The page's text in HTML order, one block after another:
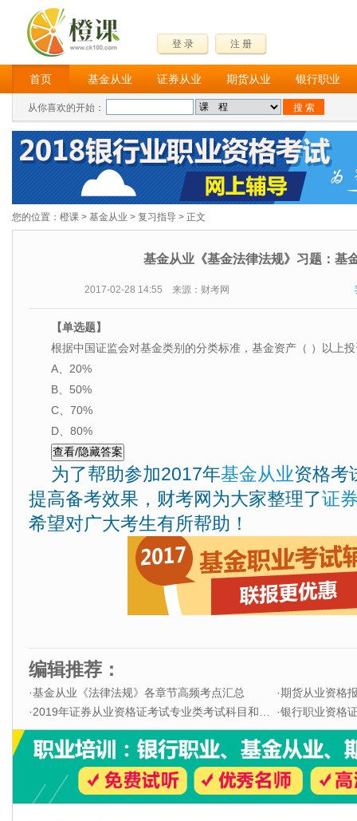
登 录 注 册
首页 基金从业 证券从业 期货从业 银行职业
从你喜欢的开始：
您的位置： 橙课 > 基金从业 > 复习指导 > 正文
基金从业《基金法律法规》习题：基
2017-02-28 14:55 来源：财考网
【单选题】
根据中国证监会对基金类别的分类标准，基金资产（ ）以上
A、20%
B、50%
C、70%
D、80%
为了帮助参加2017年基金从业资格考
提高备考效果，财考网为大家整理了证
希望对广大考生有所帮助！
编辑推荐：
·基金从业《法律法规》各章节高频考点汇总 ·期货从业资格
·2019年证券从业资格证考试专业类考试科目和题型 ·银行职业资格证